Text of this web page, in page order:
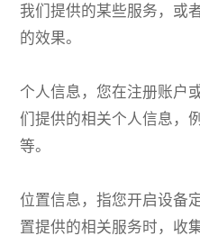
我们提供的某些服务，或
的效果。
个人信息，您在注册账户
们提供的相关个人信息，
等。
位置信息，指您开启设备
置提供的相关服务时，收